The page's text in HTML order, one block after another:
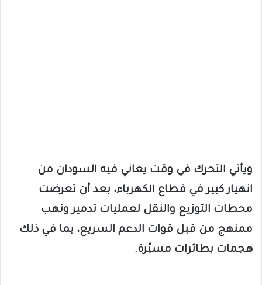
ويأتي التحرك في وقت يعاني فيه السودان من
انهيار كبير في قطاع الكهرباء، بعد أن تعرضت
محطات التوزيع والنقل لعمليات تدمير ونهب
ممنهج من قبل قوات الدعم السريع، بما في ذلك
هجمات بطائرات مسيّرة.